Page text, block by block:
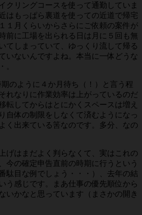
クリングコースを使って通勤していま
はもっぱら裏道を使っての近道で帰宅
１月くらいからさらにご依頼の案件が
前に工場を出られる日は月に５回も無
てしまっていて、ゆっくり流して帰る
いないんですよね。本当に一体どうな
。
のように４か月待ち（！）と言う程
れなりに作業効率は上がっているのだ
転してからはとにかくスペースは増え
自体の制限をしなくて済むようになっ
く出来ている筈なのです。多分、なの
げはまだよく判らなくて、実はこれの
今の確定申告直前の時期に行うという
駄目な例でしょう・・・）、去年の結
う感じです。まあ仕事の優先順位から
いかなと思っています（まさかの開き